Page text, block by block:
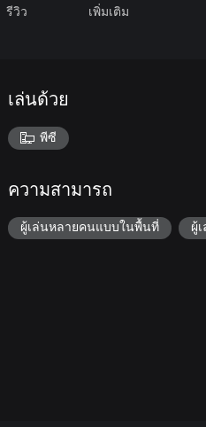
รีวิว เพิ่มเติม
เล่นด้วย
พีซี
ความสามารถ
ผู้เล่นหลายคนแบบในพื้นที่ ผู้